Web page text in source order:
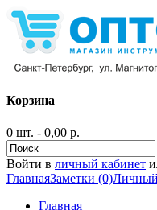
Корзина
0 шт. - 0,00 р.
Войти в личный кабинет
ГлавнаяЗаметки (0)
Главная